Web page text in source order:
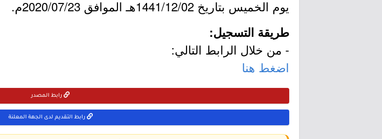
يوم الخميس بتاريخ 1441/12/02هـ الموافق 2020/07/23م.
طريقة التسجيل:
- من خلال الرابط التالي:
اضغط هنا
رابط المصدر
رابط التقديم لدى الجهة المعلنة